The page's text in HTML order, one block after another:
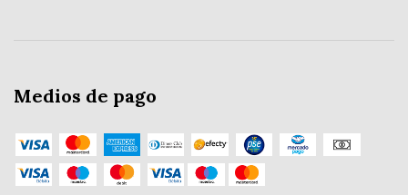
Medios de pago